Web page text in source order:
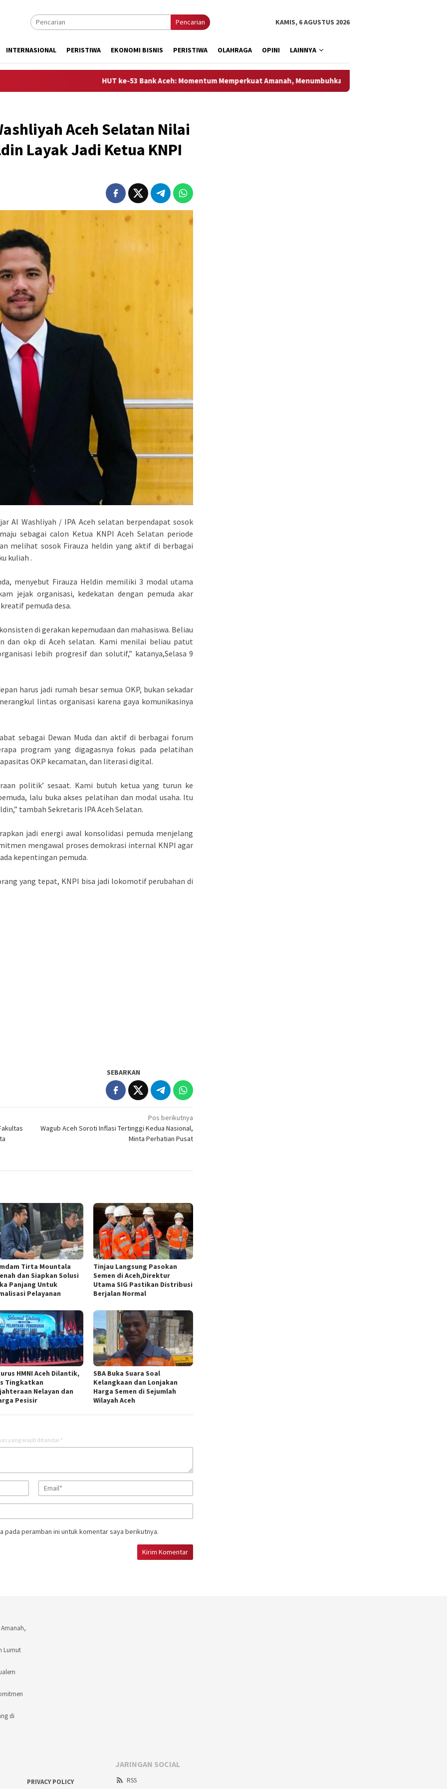
Pencarian KAMIS, 6 AGUSTUS 2026
INTERNASIONAL PERISTIWA EKONOMI BISNIS PERISTIWA OLAHRAGA OPINI LAINNYA
HUT ke-53 Bank Aceh: Momentum Memperkuat Amanah, Menumbuhkan Keberkahan Bagi Aceh
Aceh Selatan Nilai
Layak Jadi Ketua KNPI
Al Washliyah / IPA Aceh selatan berpendapat sosok
sebagai calon Ketua KNPI Aceh Selatan periode
melihat sosok Firauza heldin yang aktif di berbagai
kuliah .
menyebut Firauza Heldin memiliki 3 modal utama
jejak organisasi, kedekatan dengan pemuda akar
pemuda desa.
di gerakan kepemudaan dan mahasiswa. Beliau
dan okp di Aceh selatan. Kami menilai beliau patut
lebih progresif dan solutif,” katanya,Selasa 9
harus jadi rumah besar semua OKP, bukan sekadar
lintas organisasi karena gaya komunikasinya
sebagai Dewan Muda dan aktif di berbagai forum
program yang digagasnya fokus pada pelatihan
OKP kecamatan, dan literasi digital.
politik’ sesaat. Kami butuh ketua yang turun ke
lalu buka akses pelatihan dan modal usaha. Itu
tambah Sekretaris IPA Aceh Selatan.
jadi energi awal konsolidasi pemuda menjelang
mengawal proses demokrasi internal KNPI agar
kepentingan pemuda.
yang tepat, KNPI bisa jadi lokomotif perubahan di
SEBARKAN
Pos berikutnya
Wagub Aceh Soroti Inflasi Tertinggi Kedua Nasional,
Minta Perhatian Pusat
Tirta Mountala
dan Siapkan Solusi
Panjang Untuk
Pelayanan
Tinjau Langsung Pasokan
Semen di Aceh,Direktur
Utama SIG Pastikan Distribusi
Berjalan Normal
HMNI Aceh Dilantik,
Tingkatkan
Nelayan dan
Pesisir
SBA Buka Suara Soal
Kelangkaan dan Lonjakan
Harga Semen di Sejumlah
Wilayah Aceh
yang wajib ditandai *
pada peramban ini untuk komentar saya berikutnya.
Amanah,
Lumut
di
PRIVACY POLICY
JARINGAN SOCIAL
RSS